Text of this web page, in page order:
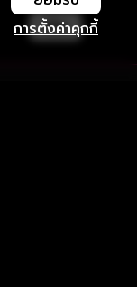
การตั้งค่าคุกกี้
เปิด